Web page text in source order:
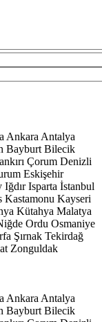
Ankara Antalya
Bayburt Bilecik
Çorum Denizli
Eskişehir
Iğdır Isparta İstanbul
Kastamonu Kayseri
Kütahya Malatya
Ordu Osmaniye
Şırnak Tekirdağ
Zonguldak
Ankara Antalya
Bayburt Bilecik